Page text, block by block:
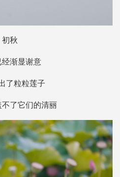
初秋
经渐显谢意
了粒粒莲子
了它们的清丽